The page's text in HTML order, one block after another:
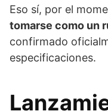
Eso sí, por el
tomarse como un
confirmado
especificaciones.